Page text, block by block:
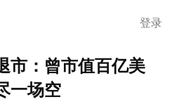
登录
市：曾市值百亿美
一场空